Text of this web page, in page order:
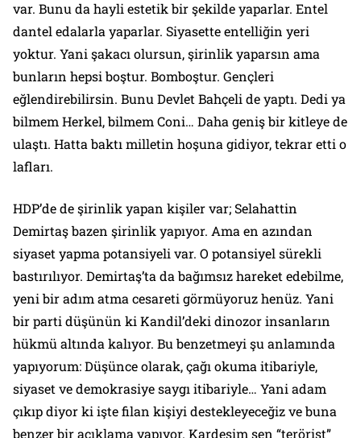
var. Bunu da hayli estetik bir şekilde yaparlar. Entel
dantel edalarla yaparlar. Siyasette entelliğin yeri
yoktur. Yani şakacı olursun, şirinlik yaparsın ama
bunların hepsi boştur. Bomboştur. Gençleri
eğlendirebilirsin. Bunu Devlet Bahçeli de yaptı. Dedi ya
bilmem Herkel, bilmem Coni… Daha geniş bir kitleye de
ulaştı. Hatta baktı milletin hoşuna gidiyor, tekrar etti o
lafları.
HDP’de de şirinlik yapan kişiler var; Selahattin
Demirtaş bazen şirinlik yapıyor. Ama en azından
siyaset yapma potansiyeli var. O potansiyel sürekli
bastırılıyor. Demirtaş’ta da bağımsız hareket edebilme,
yeni bir adım atma cesareti görmüyoruz henüz. Yani
bir parti düşünün ki Kandil’deki dinozor insanların
hükmü altında kalıyor. Bu benzetmeyi şu anlamında
yapıyorum: Düşünce olarak, çağı okuma itibariyle,
siyaset ve demokrasiye saygı itibariyle… Yani adam
çıkıp diyor ki işte filan kişiyi destekleyeceğiz ve buna
benzer bir açıklama yapıyor. Kardeşim sen “terörist”